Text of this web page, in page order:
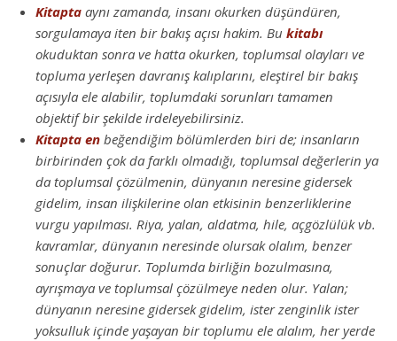
Kitapta aynı zamanda, insanı okurken düşündüren,
sorgulamaya iten bir bakış açısı hakim. Bu kitabı
okuduktan sonra ve hatta okurken, toplumsal olayları ve
topluma yerleşen davranış kalıplarını, eleştirel bir bakış
açısıyla ele alabilir, toplumdaki sorunları tamamen
objektif bir şekilde irdeleyebilirsiniz.
Kitapta en beğendiğim bölümlerden biri de; insanların
birbirinden çok da farklı olmadığı, toplumsal değerlerin ya
da toplumsal çözülmenin, dünyanın neresine gidersek
gidelim, insan ilişkilerine olan etkisinin benzerliklerine
vurgu yapılması. Riya, yalan, aldatma, hile, açgözlülük vb.
kavramlar, dünyanın neresinde olursak olalım, benzer
sonuçlar doğurur. Toplumda birliğin bozulmasına,
ayrışmaya ve toplumsal çözülmeye neden olur. Yalan;
dünyanın neresine gidersek gidelim, ister zenginlik ister
yoksulluk içinde yaşayan bir toplumu ele alalım, her yerde